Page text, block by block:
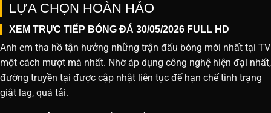
LỰA CHỌN HOÀN HẢO
XEM TRỰC TIẾP BÓNG ĐÁ 30/05/2026 FULL HD
Anh em tha hồ tận hưởng những trận đấu bóng mới nhất tại TV
một cách mượt mà nhất. Nhờ áp dụng công nghệ hiện đại nhất,
đường truyền tại được cập nhật liên tục để hạn chế tình trạng
giật lag, quá tải.